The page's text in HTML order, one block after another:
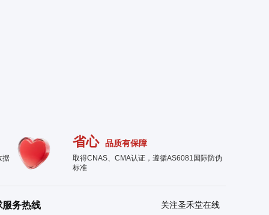
据
省心 品质有保障
取得CNAS、CMA认证，遵循AS6081国际防伪
标准
服务热线 关注圣禾堂在线